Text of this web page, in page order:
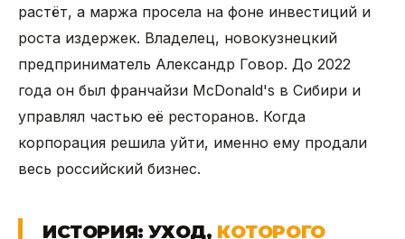
растёт, а маржа просела на фоне инвестиций и
роста издержек. Владелец, новокузнецкий
предприниматель Александр Говор. До 2022
года он был франчайзи McDonald's в Сибири и
управлял частью её ресторанов. Когда
корпорация решила уйти, именно ему продали
весь российский бизнес.
ИСТОРИЯ: УХОД, КОТОРОГО